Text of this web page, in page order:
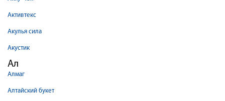
Активтекс
Акулья сила
Акустик
Ал
Алмаг
Алтайский букет